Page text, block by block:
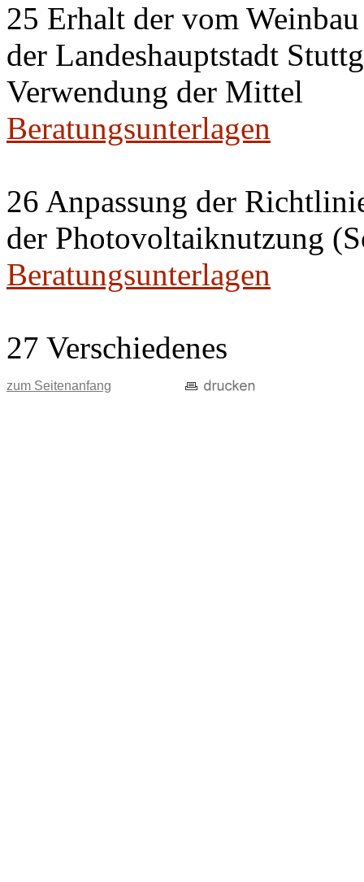
25 Erhalt der vom
der Landeshauptstadt
Verwendung der Mittel
Beratungsunterlagen
26 Anpassung der
der Photovoltaiknutzung
Beratungsunterlagen
27 Verschiedenes
zum Seitenanfang